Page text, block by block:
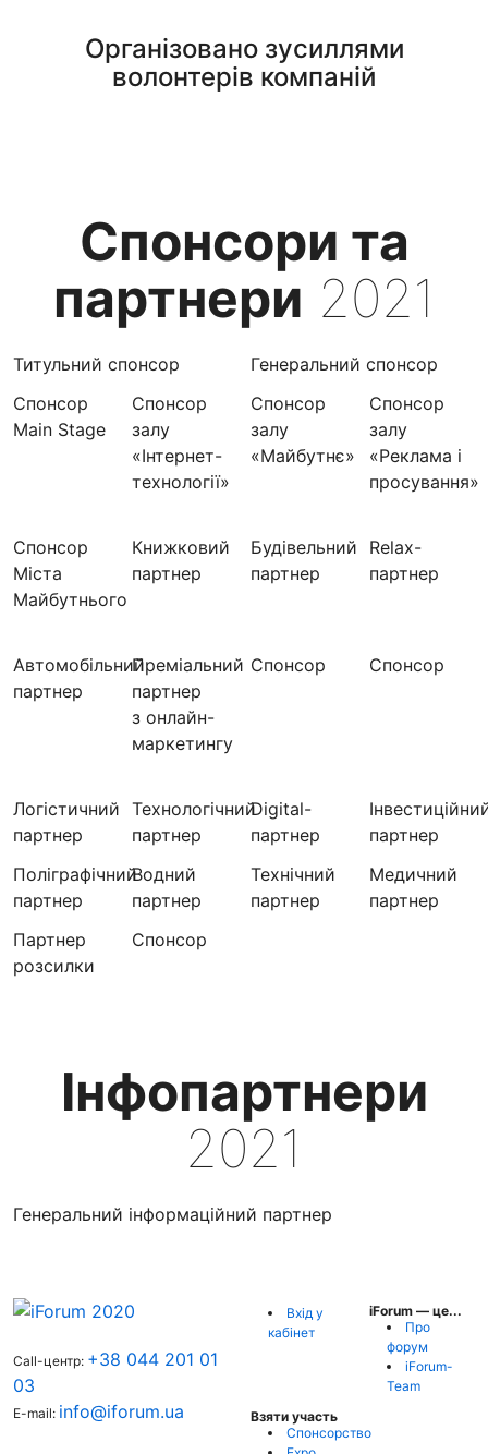
Організовано зусиллями
волонтерів компаній
Спонсори та
партнери 2021
Титульний спонсор
Генеральний спонсор
Спонсор
Main Stage
Спонсор
залу
«Інтернет-
технології»
Спонсор
залу
«Майбутнє»
Спонсор
залу
«Реклама і
просування»
Спонсор
Міста
Майбутнього
Книжковий
партнер
Будівельний
партнер
Relax-
партнер
Автомобільний
партнер
Преміальний
партнер
з онлайн-
маркетингу
Спонсор Спонсор
Логістичний
партнер
Технологічний
партнер
Digital-
партнер
партнер
Поліграфічний
партнер
Водний
партнер
Технічний
партнер
Медичний
партнер
Партнер
розсилки
Cпонсор
Інфопартнери
2021
Генеральний інформаційний партнер
Call-центр: +38 044 201 01
03
E-mail: info@iforum.ua
Вхід у
кабінет
iForum — це...
Про
форум
iForum-
Team
Взяти участь
Спонсорство